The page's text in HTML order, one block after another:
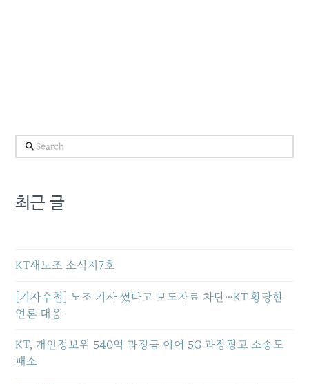
Search
최근 글
KT새노조 소식지7호
[기자수첩] 노조 기사 썼다고 보도자료 차단…KT 황당한
언론 대응
KT, 개인정보위 540억 과징금 이어 5G 과장광고 소송도
패소